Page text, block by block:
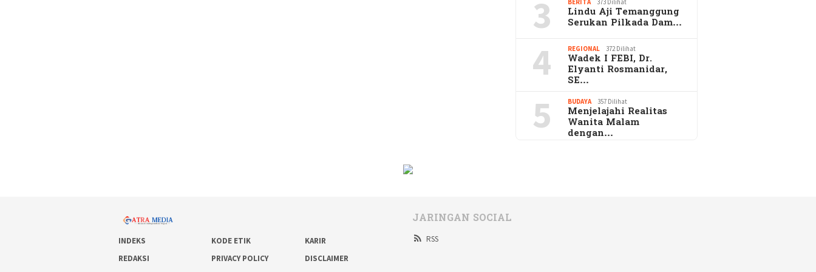
3 BERITA 373 Dilihat
Lindu Aji Temanggung
Serukan Pilkada Dam…
4 REGIONAL 372 Dilihat
Wadek I FEBI, Dr.
Elyanti Rosmanidar,
SE…
5 BUDAYA 357 Dilihat
Menjelajahi Realitas
Wanita Malam
dengan…
INDEKS KODE ETIK
KARIR
REDAKSI
PRIVACY POLICY
DISCLAIMER
JARINGAN SOCIAL
RSS